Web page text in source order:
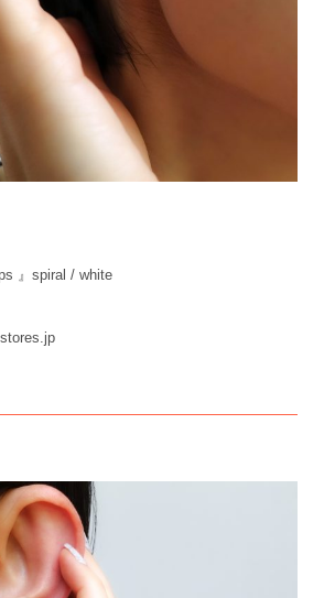
』spiral / white